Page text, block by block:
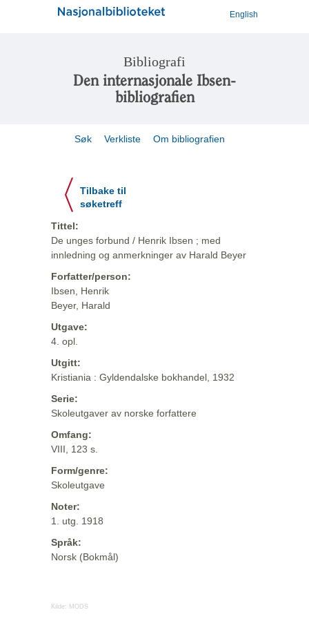
English
Bibliografi
Den internasjonale Ibsen-
bibliografien
Søk Verkliste Om bibliografien
Tilbake til
søketreff
Tittel:
De unges forbund / Henrik Ibsen ; med
innledning og anmerkninger av Harald Beyer
Forfatter/person:
Ibsen, Henrik
Beyer, Harald
Utgave:
4. opl.
Utgitt:
Kristiania : Gyldendalske bokhandel, 1932
Serie:
Skoleutgaver av norske forfattere
Omfang:
VIII, 123 s.
Form/genre:
Skoleutgave
Noter:
1. utg. 1918
Språk:
Norsk (Bokmål)
Kilde: MODS